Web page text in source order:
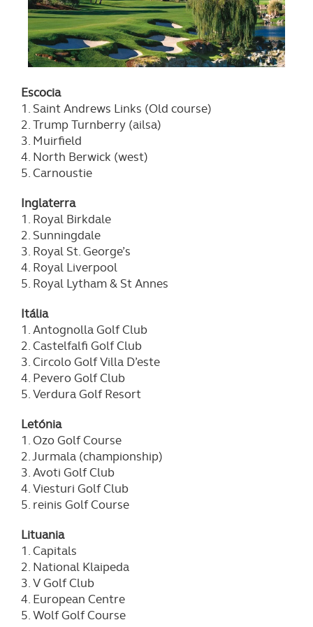
Realçamos que o bloqueio de certo tipo de Cookies e
tecnologias similares pode ter impacto na sua
experiência de navegação no Website e nos serviços
disponibilizados.
Consulte a política de cookies do site.
Escocia
1. Saint Andrews Links (Old course)
2. Trump Turnberry (ailsa)
3. Muirfield
4. North Berwick (west)
5. Carnoustie
Inglaterra
1. Royal Birkdale
2. Sunningdale
3. Royal St. George’s
4. Royal Liverpool
5. Royal Lytham & St Annes
Itália
1. Antognolla Golf Club
2. Castelfalfi Golf Club
3. Circolo Golf Villa D’este
4. Pevero Golf Club
5. Verdura Golf Resort
Letónia
1. Ozo Golf Course
2. Jurmala (championship)
3. Avoti Golf Club
4. Viesturi Golf Club
5. reinis Golf Course
Lituania
1. Capitals
2. National Klaipeda
3. V Golf Club
4. European Centre
5. Wolf Golf Course